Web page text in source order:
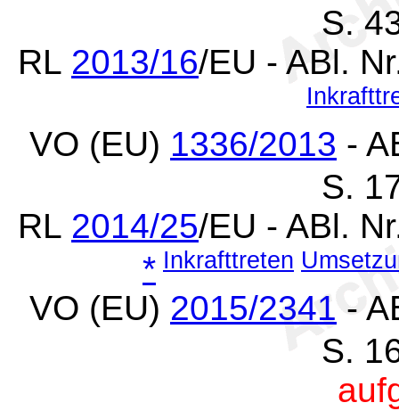
S.
RL 2013/16/EU - ABl.
VO (EU) 1336/2013 -
S.
RL 2014/25/EU - ABl.
* Inkrafttreten
VO (EU) 2015/2341 -
S.